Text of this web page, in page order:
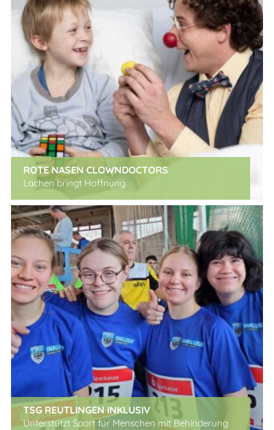
ROTE NASEN CLOWNDOCTORS
Lachen bringt Hoffnung
x
TSG REUTLINGEN INKLUSIV
Unterstützt Sport für Menschen mit Behinderung